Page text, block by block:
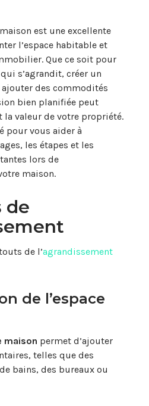
est une excellente
l’espace habitable et
Que ce soit pour
s’agrandit, créer un
des commodités
bien planifiée peut
la valeur de votre propriété.
pour vous aider à
les étapes et les
lors de
maison.
de
de l’agrandissement
de l’espace
maison permet d’ajouter
telles que des
bains, des bureaux ou